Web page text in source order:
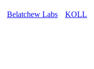
Belatchew Labs KOLL